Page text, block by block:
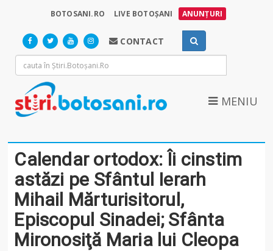
BOTOSANI.RO LIVE BOTOȘANI ANUNȚURI
CONTACT
MENIU
Calendar ortodox: Îi cinstim
astăzi pe Sfântul Ierarh
Mihail Mărturisitorul,
Episcopul Sinadei; Sfânta
Mironosiţă Maria lui Cleopa